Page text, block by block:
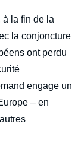
la fin de la
la conjoncture
ont perdu
engage un
– en